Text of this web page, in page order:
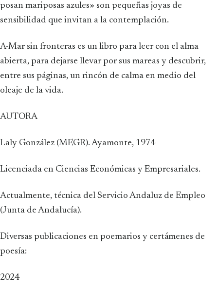
posan mariposas azules» son pequeñas joyas de
sensibilidad que invitan a la contemplación.
A-Mar sin fronteras es un libro para leer con el alma
abierta, para dejarse llevar por sus mareas y descubrir,
entre sus páginas, un rincón de calma en medio del
oleaje de la vida.
AUTORA
Laly González (MEGR). Ayamonte, 1974
Licenciada en Ciencias Económicas y Empresariales.
Actualmente, técnica del Servicio Andaluz de Empleo
(Junta de Andalucía).
Diversas publicaciones en poemarios y certámenes de
poesía:
2024